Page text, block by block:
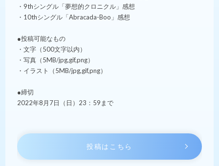
・9thシングル「夢想的クロニクル」感想
・10thシングル「Abracada-Boo」感想
●投稿可能なもの
・文字（500文字以内）
・写真（5MB/jpg,gif,png）
・イラスト（5MB/jpg,gif,png）
●締切
2022年8月7日（日）23：59まで
投稿はこちら